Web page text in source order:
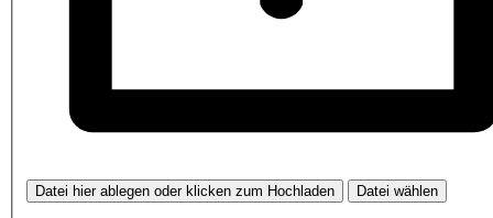
Datei hier ablegen oder klicken zum Hochladen Datei wählen